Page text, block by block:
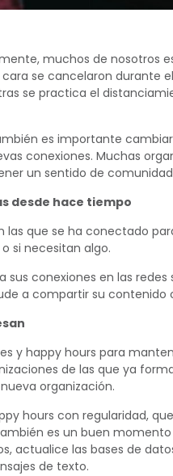
muchos de nosotros
se cancelaron durante
se practica el
es importante
conexiones. Muchas
un sentido de
desde hace tiempo
las que se ha conectado
si necesitan algo.
conexiones en las redes
a compartir su contenido
y happy hours para
de las que ya
organización.
hours con regularidad,
es un buen momento
actualice las bases de
de texto.